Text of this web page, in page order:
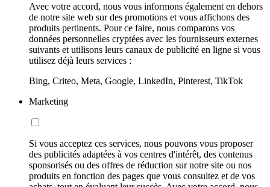
Avec votre accord, nous vous informons également en dehors
de notre site web sur des promotions et vous affichons des
produits pertinents. Pour ce faire, nous comparons vos
données personnelles cryptées avec les fournisseurs externes
suivants et utilisons leurs canaux de publicité en ligne si vous
utilisez déjà leurs services :
Bing, Criteo, Meta, Google, LinkedIn, Pinterest, TikTok
Marketing
Si vous acceptez ces services, nous pouvons vous proposer
des publicités adaptées à vos centres d'intérêt, des contenus
sponsorisés ou des offres de réduction sur notre site ou nos
produits en fonction des pages que vous consultez et de vos